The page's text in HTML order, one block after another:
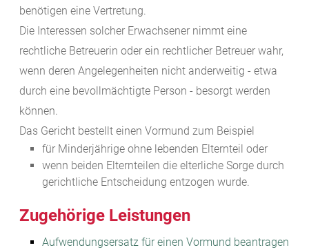
benötigen eine Vertretung.
Die Interessen solcher Erwachsener nimmt eine
rechtliche Betreuerin oder ein rechtlicher Betreuer wahr,
wenn deren Angelegenheiten nicht anderweitig - etwa
durch eine bevollmächtigte Person - besorgt werden
können.
Das Gericht bestellt einen Vormund zum Beispiel
für Minderjährige ohne lebenden Elternteil oder
wenn beiden Elternteilen die elterliche Sorge durch
gerichtliche Entscheidung entzogen wurde.
Zugehörige Leistungen
Aufwendungsersatz für einen Vormund beantragen